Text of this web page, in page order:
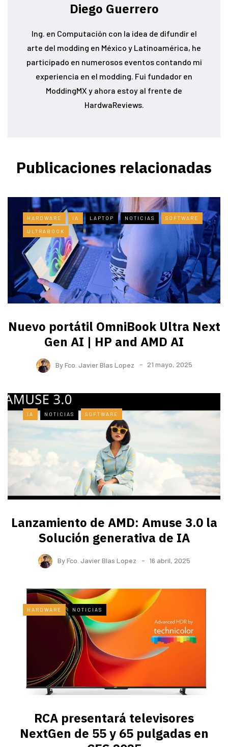
Diego Guerrero
Ing. en Computación con la idea de difundir el
arte del modding en México y Latinoamérica, he
participado en numerosos eventos contando mi
experiencia en el modding. Fui fundador en
ModdingMX y ahora estoy al frente de
HardwaReviews.
Publicaciones relacionadas
HARDWARE IA LAPTOP NOTICIAS SOFTWARE
ULTRABOOK
Nuevo portátil OmniBook Ultra ​Next
Gen AI | HP and AMD AI
ByFco. Javier Blas Lopez 21 mayo, 2025
IA NOTICIAS SOFTWARE
Lanzamiento de AMD: Amuse 3.0 la
Solución generativa de IA
ByFco. Javier Blas Lopez 16 abril, 2025
HARDWARE NOTICIAS
RCA presentará televisores
NextGen de 55 y 65 pulgadas en